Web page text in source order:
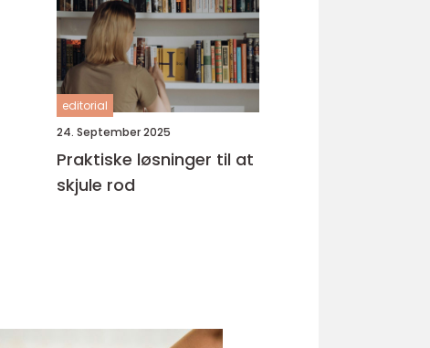
editorial
24. September 2025
Praktiske løsninger til at
skjule rod